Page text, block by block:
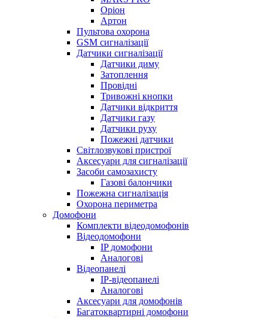
Оріон
Артон
Пультова охорона
GSM сигналізації
Датчики сигналізації
Датчики диму
Затоплення
Провідні
Тривожні кнопки
Датчики відкриття
Датчики газу
Датчики руху
Пожежні датчики
Світлозвукові пристрої
Аксесуари для сигналізації
Засоби самозахисту
Газові балончики
Пожежна сигналізація
Охорона периметра
Домофони
Комплекти відеодомофонів
Відеодомофони
IP домофони
Аналогові
Відеопанелі
IP-відеопанелі
Аналогові
Аксесуари для домофонів
Багатоквартирні домофони